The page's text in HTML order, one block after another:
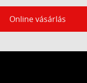
Online vásárlás